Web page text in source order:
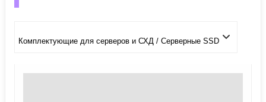
Комплектующие для серверов и СХД / Серверные SSD